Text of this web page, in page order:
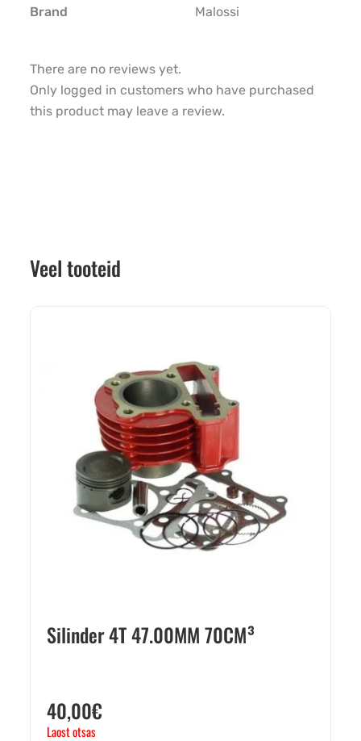
Brand Malossi
There are no reviews yet.
Only logged in customers who have purchased
this product may leave a review.
Veel tooteid
Silinder 4T 47.00MM 70CM³
40,00€
Laost otsas